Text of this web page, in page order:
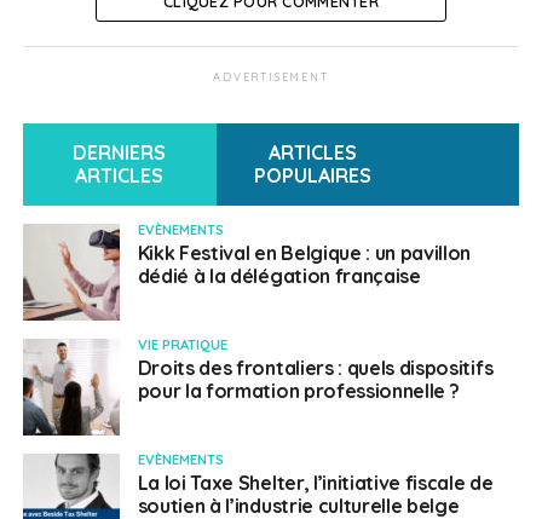
ADVERTISEMENT
DERNIERS
ARTICLES
ARTICLES
POPULAIRES
EVÈNEMENTS
Kikk Festival en Belgique : un pavillon
dédié à la délégation française
VIE PRATIQUE
Droits des frontaliers : quels dispositifs
pour la formation professionnelle ?
EVÈNEMENTS
La loi Taxe Shelter, l’initiative fiscale de
soutien à l’industrie culturelle belge